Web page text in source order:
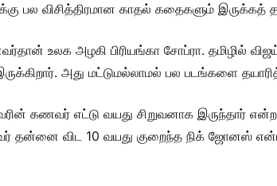
பல விசித்திரமான காதல் கதைகளும் இருக்கத்
உலக அழகி பிரியங்கா சோப்ரா. தமிழில்
அது மட்டுமல்லாமல் பல படங்களை
கணவர் எட்டு வயது சிறுவனாக இருந்தார் என்ற
இவர் தன்னை விட 10 வயது குறைந்த நிக் ஜோனஸ்